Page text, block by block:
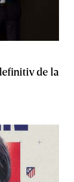
de la